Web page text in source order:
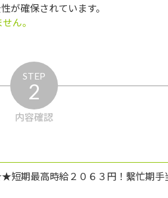
が確保されています。
ん。
STEP
2
内容確認
期最高時給２０６３円！繫忙期